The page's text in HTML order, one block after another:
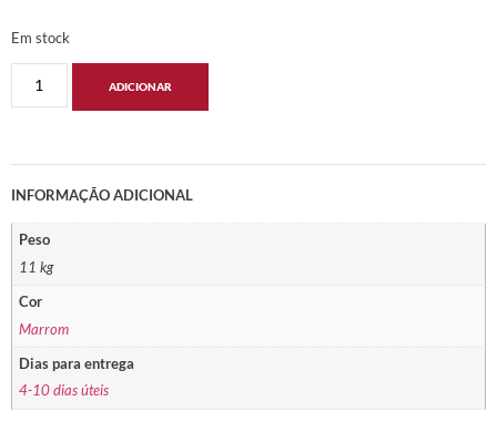
Em stock
ADICIONAR
INFORMAÇÃO ADICIONAL
Peso
11 kg
Cor
Marrom
Dias para entrega
4-10 dias úteis